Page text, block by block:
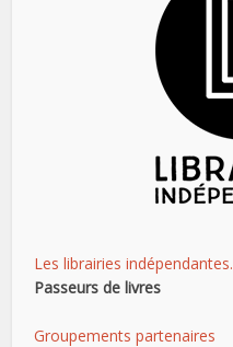
Les librairies indépendantes.
Passeurs de livres
Groupements partenaires